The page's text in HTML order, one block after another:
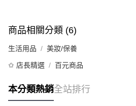
商品相關分類 (6)
生活用品 美妝/保養
✩ 店長精選 百元商品
本分類熱銷全站排行